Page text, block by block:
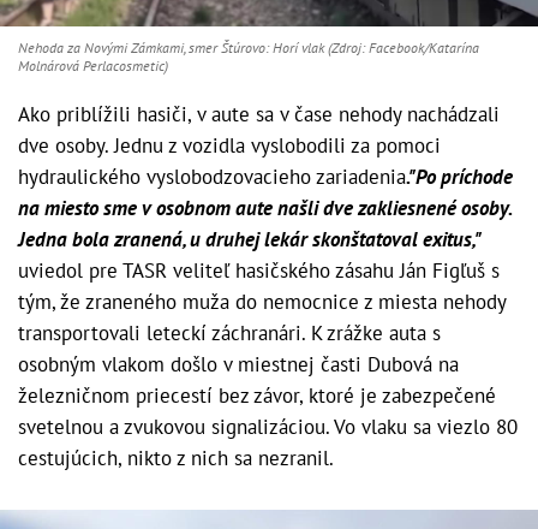
Nehoda za Novými Zámkami, smer Štúrovo: Horí vlak (Zdroj: Facebook/Katarína
Molnárová Perlacosmetic)
Ako priblížili hasiči, v aute sa v čase nehody nachádzali
dve osoby. Jednu z vozidla vyslobodili za pomoci
hydraulického vyslobodzovacieho zariadenia."Po príchode
na miesto sme v osobnom aute našli dve zakliesnené osoby.
Jedna bola zranená, u druhej lekár skonštatoval exitus,"
uviedol pre TASR veliteľ hasičského zásahu Ján Figľuš s
tým, že zraneného muža do nemocnice z miesta nehody
transportovali leteckí záchranári. K zrážke auta s
osobným vlakom došlo v miestnej časti Dubová na
železničnom priecestí bez závor, ktoré je zabezpečené
svetelnou a zvukovou signalizáciou. Vo vlaku sa viezlo 80
cestujúcich, nikto z nich sa nezranil.